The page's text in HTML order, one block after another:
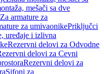
mešači sa dve
Za armature za
za umivaonikePriključci
uređaje i izlivna
Rezervni delovi za Odvodne
delovi za Cevni
Rezervni delovi za
Sifoni za